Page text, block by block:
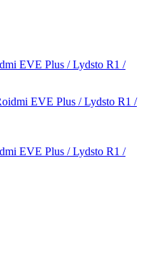
EVE Plus / Lydsto R1 /
EVE Plus / Lydsto R1 /